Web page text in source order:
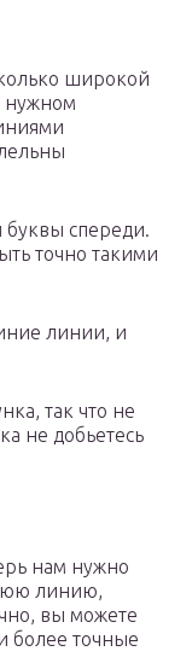
широкой
нужном
буквы спереди.
точно такими
линии, и
так что не
не добьетесь
нам нужно
линию,
вы можете
более точные